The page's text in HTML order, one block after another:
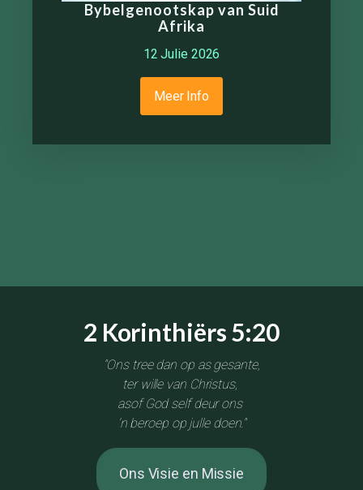
Bybelgenootskap van Suid
Afrika
12 Julie 2026
Meer Info
2 Korinthiërs 5:20
"Ons tree dan op as gesante,
ter wille van Christus,
asof God self deur ons
'n beroep op julle doen."
Ons Visie en Missie